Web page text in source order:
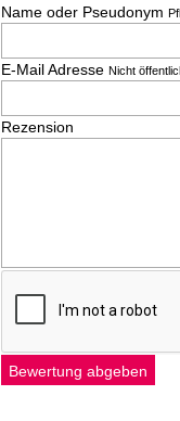
Name oder Pseudonym
E-Mail AdresseNicht
Rezension